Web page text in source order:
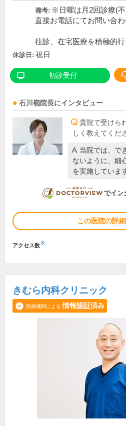
備考: ※日曜は月2回診療(
直接お電話にてお問い合わ
往診、在宅医療を積極的
休診日: 祝日
初診受付
石川嶺院長にインタビュー
貴院で受けら
しく教えてくだ
当院では、で
ないように、細
を実施していま
でイン
この医院の詳
アクセス数※
きむら内科クリニック
医療機関による 情報認証済み